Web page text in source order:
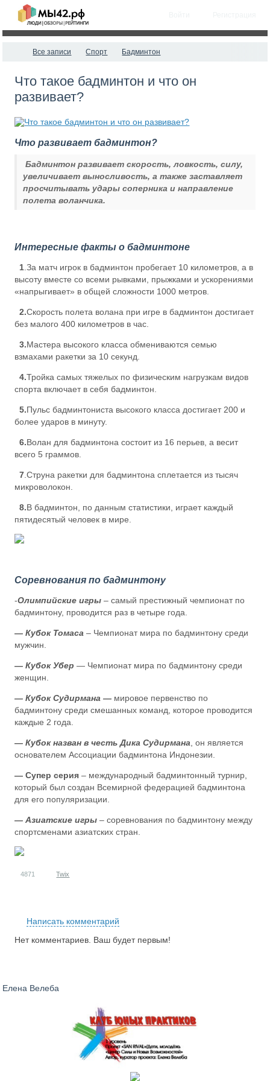
Все записи Спорт Бадминтон
Что такое бадминтон и что он
развивает?
Что развивает бадминтон?
Бадминтон развивает скорость, ловкость, силу,
увеличивает выносливость, а также заставляет
просчитывать удары соперника и направление
полета воланчика.
Интересные факты о бадминтоне
1 .За матч игрок в бадминтон пробегает 10 километров, а в
высоту вместе со всеми рывками, прыжками и ускорениями
«напрыгивает» в общей сложности 1000 метров.
2.Скорость полета волана при игре в бадминтон достигает
без малого 400 километров в час.
3.Мастера высокого класса обмениваются семью
взмахами ракетки за 10 секунд.
4.Тройка самых тяжелых по физическим нагрузкам видов
спорта включает в себя бадминтон.
5.Пульс бадминтониста высокого класса достигает 200 и
более ударов в минуту.
6.Волан для бадминтона состоит из 16 перьев, а весит
всего 5 граммов.
7 .Струна ракетки для бадминтона сплетается из тысяч
микроволокон.
8.В бадминтон, по данным статистики, играет каждый
пятидесятый человек в мире.
Соревнования по бадминтону
-Олимпийские игры – самый престижный чемпионат по
бадминтону, проводится раз в четыре года.
— Кубок Томаса – Чемпионат мира по бадминтону среди
мужчин.
— Кубок Убер— Чемпионат мира по бадминтону среди
женщин.
— Кубок Судирмана — мировое первенство по
бадминтону среди смешанных команд, которое проводится
каждые 2 года.
— Кубок назван в честь Дика Судирмана , он является
основателем Ассоциации бадминтона Индонезии.
— Супер серия – международный бадминтонный турнир,
который был создан Всемирной федерацией бадминтона
для его популяризации.
— Азиатские игры – соревнования по бадминтону между
спортсменами азиатских стран.
4871 Twix
Написать комментарий
Нет комментариев. Ваш будет первым!
Елена Велеба